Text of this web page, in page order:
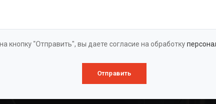
кнопку "Отправить", вы даете согласие на обработку
Отправить